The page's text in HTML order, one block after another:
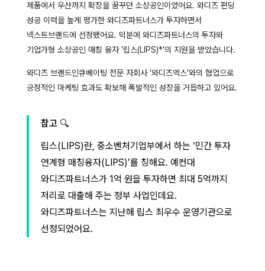
제품에서 우산까지 확장을 꿈꾸던 소상공인이었어요. 와디즈 펀딩
성공 이력을 높게 평가한 와디즈파트너스가 투자하면서
넥스트브랜드에 선정됐어요. 덕분에 와디즈파트너스의 투자와
기업가형 소상공인 매칭 융자 ‘립스(LIPS)*’의 지원을 받았습니다.
와디즈 브랜드인큐베이팅 전문 자회사 ‘와디즈엑스’와의 협업으로
긍정적인 마케팅 효과도 확보해 폭발적인 성장을 거듭하고 있어요.
참고🔍
립스(LIPS)란, 중소벤처기업부에서 하는 ‘민간 투자
연계형 매칭융자(LIPS)’를 칭해요. 예컨대
와디즈파트너스가 1억 원을 투자하면 최대 5억까지
저리로 대출해 주는 정부 사업인데요.
와디즈파트너스는 지난해 립스 최우수 운영기관으로
선정되었어요.